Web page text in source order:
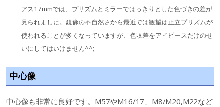
アス17mmでは、プリズムとミラーではっきりとした色づきの差が
見られました。鏡像の不自然さから最近では観望は正立プリズムが
使われることが多くなっていますが、色収差をアイピースだけのせ
いにしてはいけません^^;
中心像
中心像も非常に良好です。M57やM16/17、M8/M20,M22など